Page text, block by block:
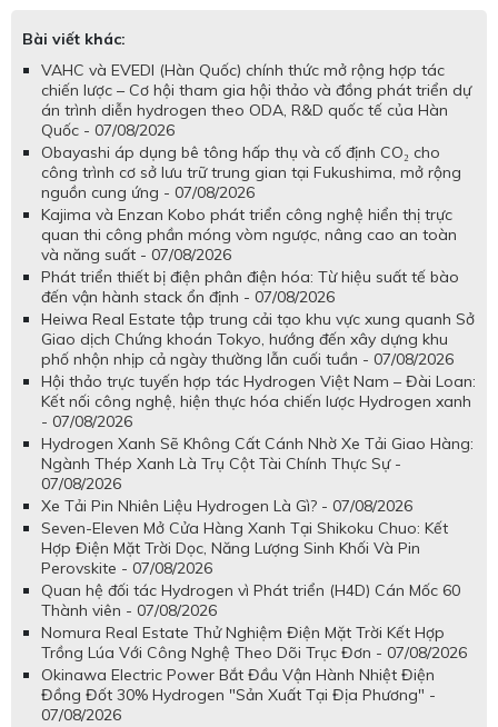
Bài viết khác:
VAHC và EVEDI (Hàn Quốc) chính thức mở rộng hợp tác
chiến lược – Cơ hội tham gia hội thảo và đồng phát triển dự
án trình diễn hydrogen theo ODA, R&D quốc tế của Hàn
Quốc - 07/08/2026
Obayashi áp dụng bê tông hấp thụ và cố định CO₂ cho
công trình cơ sở lưu trữ trung gian tại Fukushima, mở rộng
nguồn cung ứng - 07/08/2026
Kajima và Enzan Kobo phát triển công nghệ hiển thị trực
quan thi công phần móng vòm ngược, nâng cao an toàn
và năng suất - 07/08/2026
Phát triển thiết bị điện phân điện hóa: Từ hiệu suất tế bào
đến vận hành stack ổn định - 07/08/2026
Heiwa Real Estate tập trung cải tạo khu vực xung quanh Sở
Giao dịch Chứng khoán Tokyo, hướng đến xây dựng khu
phố nhộn nhịp cả ngày thường lẫn cuối tuần - 07/08/2026
Hội thảo trực tuyến hợp tác Hydrogen Việt Nam – Đài Loan:
Kết nối công nghệ, hiện thực hóa chiến lược Hydrogen xanh
- 07/08/2026
Hydrogen Xanh Sẽ Không Cất Cánh Nhờ Xe Tải Giao Hàng:
Ngành Thép Xanh Là Trụ Cột Tài Chính Thực Sự -
07/08/2026
Xe Tải Pin Nhiên Liệu Hydrogen Là Gì? - 07/08/2026
Seven-Eleven Mở Cửa Hàng Xanh Tại Shikoku Chuo: Kết
Hợp Điện Mặt Trời Dọc, Năng Lượng Sinh Khối Và Pin
Perovskite - 07/08/2026
Quan hệ đối tác Hydrogen vì Phát triển (H4D) Cán Mốc 60
Thành viên - 07/08/2026
Nomura Real Estate Thử Nghiệm Điện Mặt Trời Kết Hợp
Trồng Lúa Với Công Nghệ Theo Dõi Trục Đơn - 07/08/2026
Okinawa Electric Power Bắt Đầu Vận Hành Nhiệt Điện
Đồng Đốt 30% Hydrogen "Sản Xuất Tại Địa Phương" -
07/08/2026